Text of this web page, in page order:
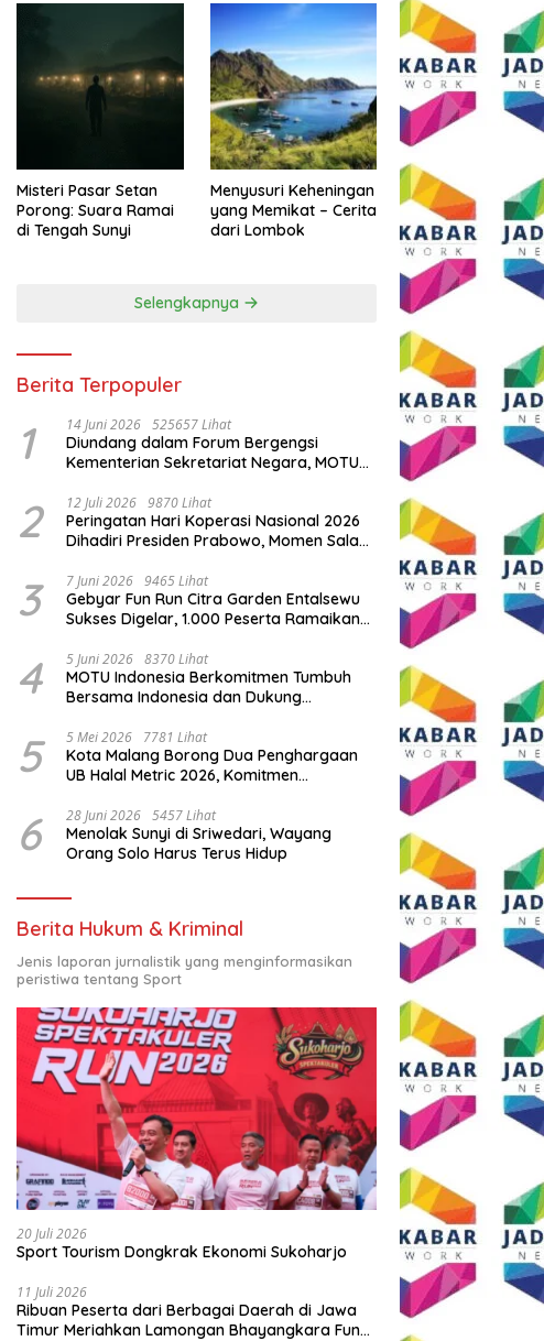
Misteri Pasar Setan
Porong: Suara Ramai
di Tengah Sunyi
Menyusuri Keheningan
yang Memikat – Cerita
dari Lombok
Selengkapnya
Berita Terpopuler
1 14 Juni 2026 525657 Lihat
Diundang dalam Forum Bergengsi
Kementerian Sekretariat Negara, MOTU
Indonesia
2 12 Juli 2026 9870 Lihat
Peringatan Hari Koperasi Nasional 2026
Dihadiri Presiden Prabowo, Momen Salam
3 7 Juni 2026 9465 Lihat
Gebyar Fun Run Citra Garden Entalsewu
Sukses Digelar, 1.000 Peserta Ramaikan
4 5 Juni 2026 8370 Lihat
MOTU Indonesia Berkomitmen Tumbuh
Bersama Indonesia dan Dukung
5 5 Mei 2026 7781 Lihat
Kota Malang Borong Dua Penghargaan
UB Halal Metric 2026, Komitmen
6 28 Juni 2026 5457 Lihat
Menolak Sunyi di Sriwedari, Wayang
Orang Solo Harus Terus Hidup
Berita Hukum & Kriminal
Jenis laporan jurnalistik yang menginformasikan
peristiwa tentang Sport
20 Juli 2026
Sport Tourism Dongkrak Ekonomi Sukoharjo
11 Juli 2026
Ribuan Peserta dari Berbagai Daerah di Jawa
Timur Meriahkan Lamongan Bhayangkara Fun